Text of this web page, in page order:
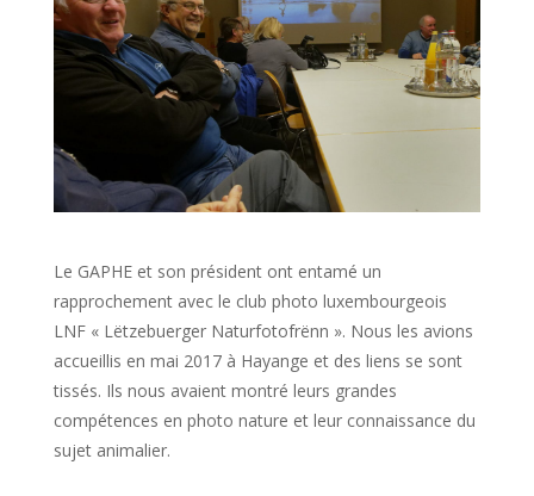
Le GAPHE et son président ont entamé un
rapprochement avec le club photo luxembourgeois
LNF « Lëtzebuerger Naturfotofrënn ». Nous les avions
accueillis en mai 2017 à Hayange et des liens se sont
tissés. Ils nous avaient montré leurs grandes
compétences en photo nature et leur connaissance du
sujet animalier.